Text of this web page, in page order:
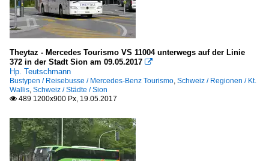
Theytaz - Mercedes Tourismo VS 11004 unterwegs auf der Linie
372 in der Stadt Sion am 09.05.2017 
Hp. Teutschmann
Bustypen / Reisebusse / Mercedes-Benz Tourismo, Schweiz / Regionen / Kt.
Wallis, Schweiz / Städte / Sion
 489 1200x900 Px, 19.05.2017